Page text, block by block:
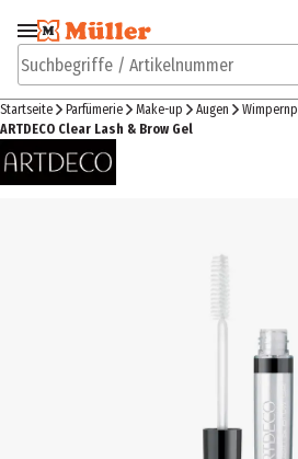
Zur Navigation
springen
Zum
Suchbegriffe / Artikelnummer
Startseite Parfümerie Make-up Augen
ARTDECO Clear Lash & Brow Gel